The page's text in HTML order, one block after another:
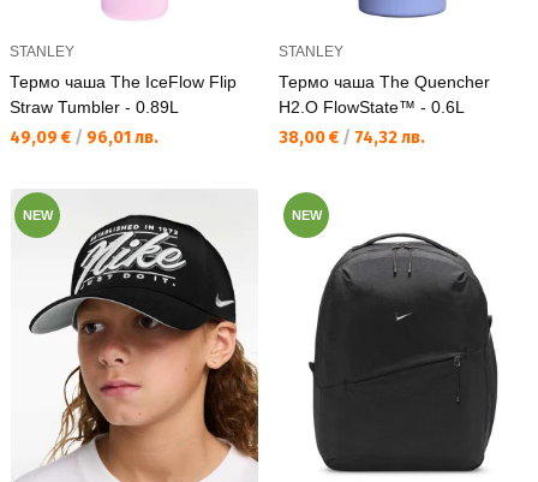
STANLEY
Термо чаша The IceFlow Flip
Straw Tumbler - 0.89L
Текуща цена:
49,09 € / 96,01 лв.
STANLEY
Термо чаша The Quencher
H2.O FlowState™ - 0.6L
Текуща цена:
38,00 € / 74,32 лв.
NEW NEW